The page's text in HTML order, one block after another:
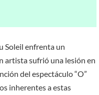
Soleil enfrenta un
artista sufrió una lesión en
del espectáculo “O”
inherentes a estas